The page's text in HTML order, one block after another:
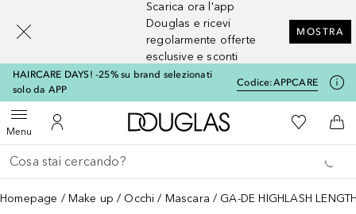
Scarica ora l'app
Douglas e ricevi
regolarmente offerte
esclusive e sconti
MOSTRA
HAIRCARE DAYS! -25% su brand selezionati
solo da APP
Codice:APPCARE
MenuApri menuAl Mio Account
A Douglas HomeAlla Mia
Al
Torna indietro
Esegui ricerca
Homepage Make up Occhi Mascara GA-DE HIGHLASH
[navigation.slideout.screenreader]